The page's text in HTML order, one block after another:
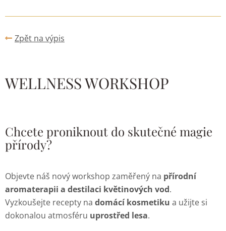
Zpět na výpis
WELLNESS WORKSHOP
Chcete proniknout do skutečné magie
přírody?
Objevte náš nový workshop zaměřený na přírodní
aromaterapii a destilaci květinových vod.
Vyzkoušejte recepty na domácí kosmetiku a užijte si
dokonalou atmosféru uprostřed lesa.